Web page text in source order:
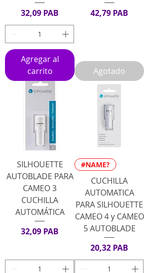
Precio
32,09 PAB
Agregar al
carrito
Precio
42,79 PAB
Agotado
SILHOUETTE
AUTOBLADE PARA
CAMEO 3
CUCHILLA
AUTOMÁTICA
Precio
32,09 PAB
#NAME?
CUCHILLA
AUTOMATICA
PARA SILHOUETTE
CAMEO 4 y CAMEO
5 AUTOBLADE
Precio
20,32 PAB